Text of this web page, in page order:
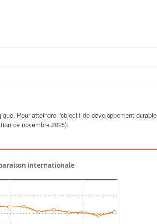
Pour atteindre l'objectif de développement durable
de novembre 2025).
internationale